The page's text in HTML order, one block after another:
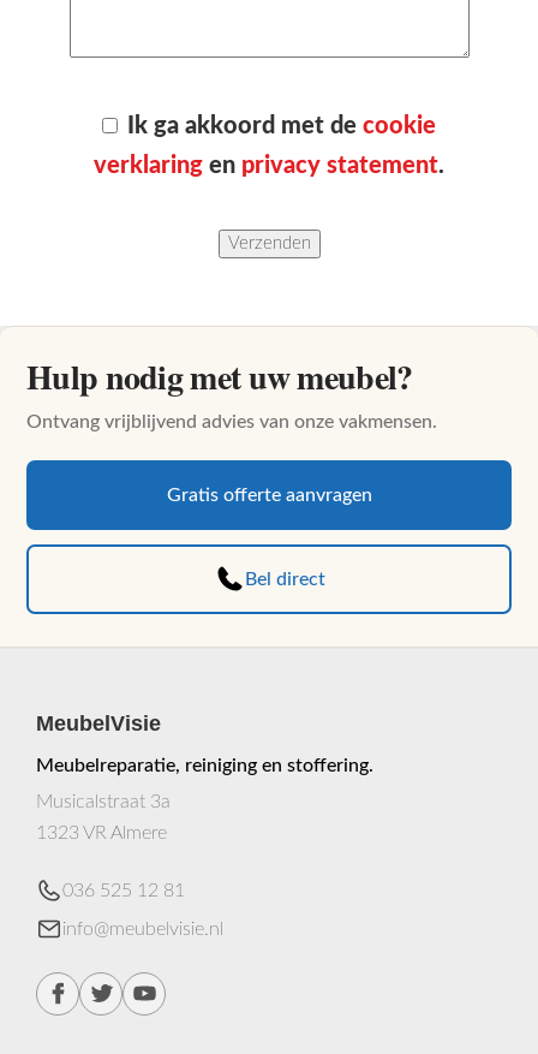
Ik ga akkoord met de cookie
verklaring en privacy statement.
Hulp nodig met uw meubel?
Ontvang vrijblijvend advies van onze vakmensen.
Gratis offerte aanvragen
Bel direct
MeubelVisie
Meubelreparatie, reiniging en stoffering.
Musicalstraat 3a
1323 VR Almere
036 525 12 81
info@meubelvisie.nl